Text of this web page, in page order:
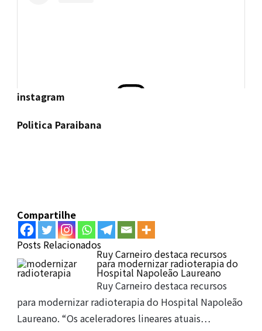
View this post on Instagram
A post shared by Ruy Carneiro (@ruy.carneiro)
instagram
Politica Paraibana
Compartilhe
Posts Relacionados
Ruy Carneiro destaca recursos
para modernizar radioterapia do
Hospital Napoleão Laureano
Ruy Carneiro destaca recursos
para modernizar radioterapia do Hospital Napoleão
Laureano. “Os aceleradores lineares atuais…